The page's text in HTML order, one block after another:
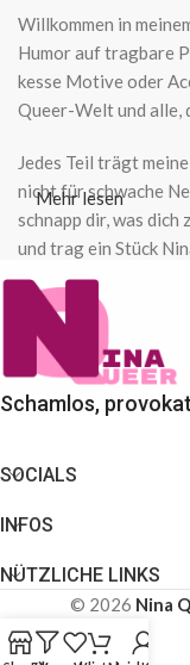
Willkommen in
Humor auf tragbare
kesse Motive oder
Queer-Welt und alle,
Jedes Teil trägt
nicht für schwache
schnapp dir, was dich
und trag ein Stück
Mehr lesen
Schamlos,
SOCIALS
INFOS
NÜTZLICHE LINKS
© 2026 Nina